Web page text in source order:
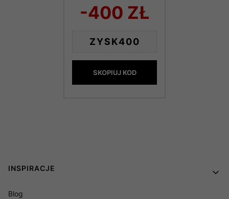
-400 ZŁ
ZYSK400
SKOPIUJ KOD
Linki w stopce
INSPIRACJE
Blog